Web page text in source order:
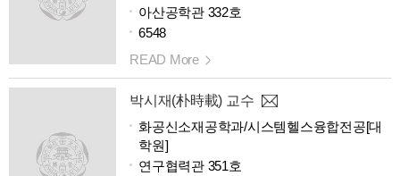
아산공학관 332호
6548
READ More
박시재(朴時載) 교수
화공신소재공학과/시스템헬스융합전공[대
학원]
연구협력관 351호